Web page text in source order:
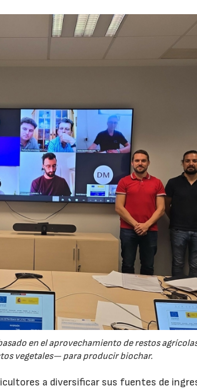
en el aprovechamiento de restos
vegetales— para producir biochar.
a diversificar sus fuentes de
23/07/2026